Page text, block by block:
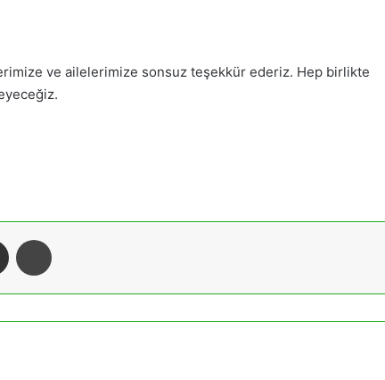
ve ailelerimize sonsuz teşekkür ederiz. Hep birlikte